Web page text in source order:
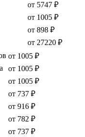
от 5747 ₽
от 1005 ₽
от 898 ₽
от 27220 ₽
от 1005 ₽
от 1005 ₽
от 1005 ₽
от 737 ₽
от 916 ₽
от 782 ₽
от 737 ₽